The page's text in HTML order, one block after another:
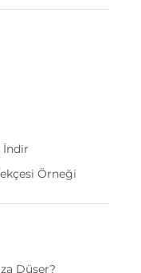
İndir
Örneği
Düşer?